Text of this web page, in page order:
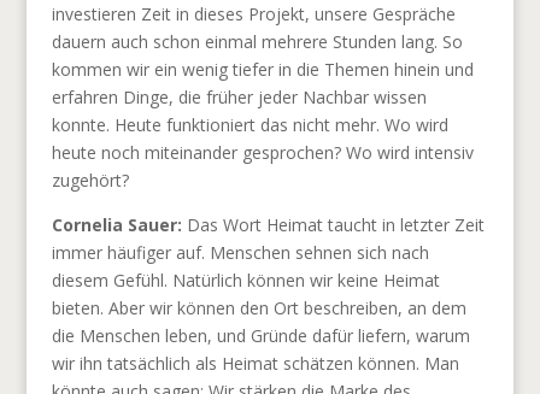
investieren Zeit in dieses Projekt, unsere Gespräche
dauern auch schon einmal mehrere Stunden lang. So
kommen wir ein wenig tiefer in die Themen hinein und
erfahren Dinge, die früher jeder Nachbar wissen
konnte. Heute funktioniert das nicht mehr. Wo wird
heute noch miteinander gesprochen? Wo wird intensiv
zugehört?
Cornelia Sauer: Das Wort Heimat taucht in letzter Zeit
immer häufiger auf. Menschen sehnen sich nach
diesem Gefühl. Natürlich können wir keine Heimat
bieten. Aber wir können den Ort beschreiben, an dem
die Menschen leben, und Gründe dafür liefern, warum
wir ihn tatsächlich als Heimat schätzen können. Man